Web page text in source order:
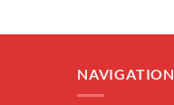
NAVIGATION